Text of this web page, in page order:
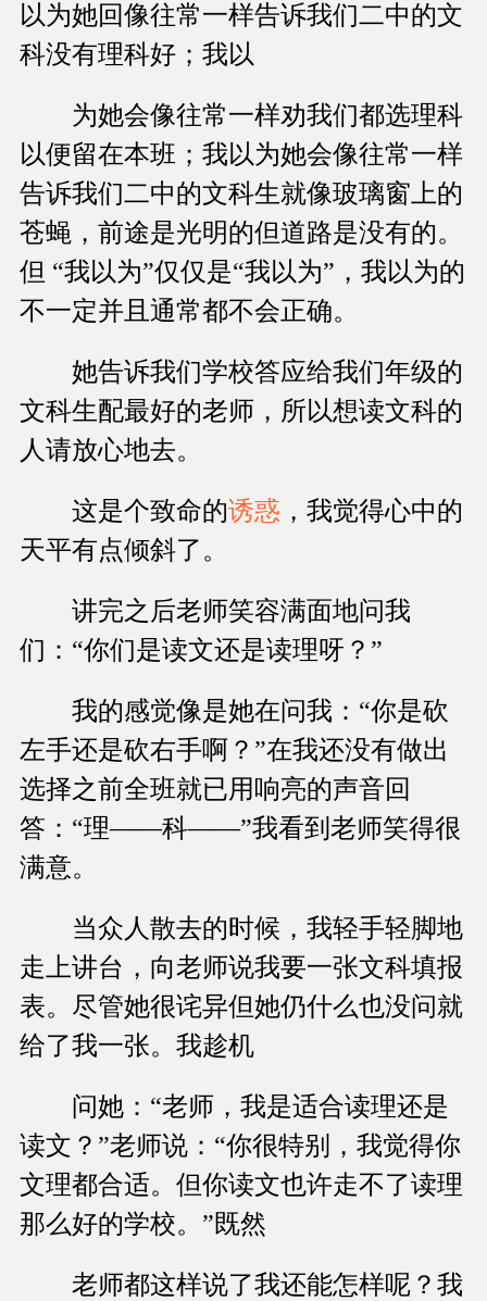
以为她回像往常一样告诉我们二中的文
科没有理科好；我以
为她会像往常一样劝我们都选理科
以便留在本班；我以为她会像往常一样
告诉我们二中的文科生就像玻璃窗上的
苍蝇，前途是光明的但道路是没有的。
但 “我以为”仅仅是“我以为”，我以为的
不一定并且通常都不会正确。
她告诉我们学校答应给我们年级的
文科生配最好的老师，所以想读文科的
人请放心地去。
这是个致命的诱惑 ，我觉得心中的
天平有点倾斜了。
讲完之后老师笑容满面地问我
们：“你们是读文还是读理呀？”
我的感觉像是她在问我：“你是砍
左手还是砍右手啊？”在我还没有做出
选择之前全班就已用响亮的声音回
答：“理——科——”我看到老师笑得很
满意。
当众人散去的时候，我轻手轻脚地
走上讲台，向老师说我要一张文科填报
表。尽管她很诧异但她仍什么也没问就
给了我一张。我趁机
问她：“老师，我是适合读理还是
读文？”老师说：“你很特别，我觉得你
文理都合适。但你读文也许走不了读理
那么好的学校。”既然
老师都这样说了我还能怎样呢？我